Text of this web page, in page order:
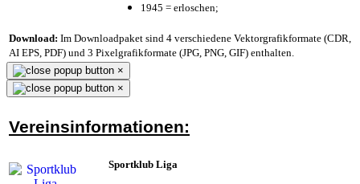
1945 = erloschen;
Download: Im Downloadpaket sind 4 verschiedene Vektorgrafikformate (CDR,
AI EPS, PDF) und 3 Pixelgrafikformate (JPG, PNG, GIF) enthalten.
×
×
Vereinsinformationen:
Sportklub Liga